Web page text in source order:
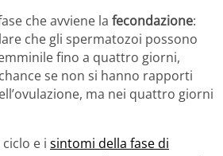
che avviene la fecondazione:
che gli spermatozoi possono
fino a quattro giorni,
se non si hanno rapporti
ma nei quattro giorni
e i sintomi della fase di